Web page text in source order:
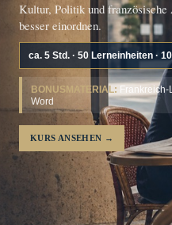
Kultur, Politik und französische
besser einordnen.
ca. 5 Std. · 50 Lerneinheiten ·
BONUSMATERIAL: Frankreich-
Word
KURS ANSEHEN →